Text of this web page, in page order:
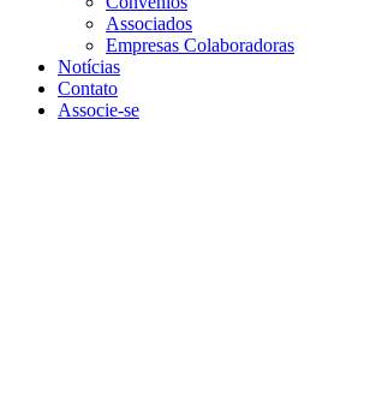
Associados
Empresas Colaboradoras
Notícias
Contato
Associe-se